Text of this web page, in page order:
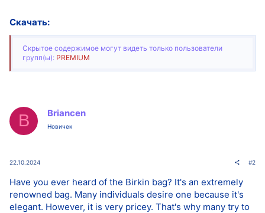
Скачать:
Скрытое содержимое могут видеть только пользователи
групп(ы): PREMIUM
B Briancen
Новичек
22.10.2024 #2
Have you ever heard of the Birkin bag? It's an extremely
renowned bag. Many individuals desire one because it's
elegant. However, it is very pricey. That's why many try to